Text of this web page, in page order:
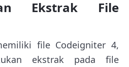
Ekstrak File
file Codeigniter 4,
ekstrak pada file